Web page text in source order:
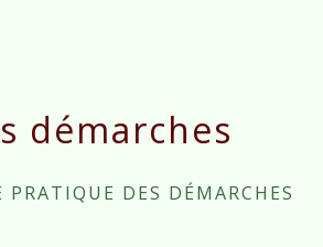
démarches
PRATIQUE DES DÉMARCHES